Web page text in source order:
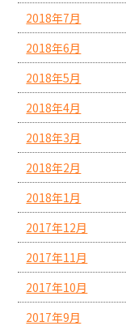
2018年7月
2018年6月
2018年5月
2018年4月
2018年3月
2018年2月
2018年1月
2017年12月
2017年11月
2017年10月
2017年9月